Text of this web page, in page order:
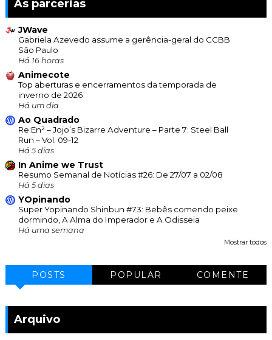
As parcerias
JWave
Gabriela Azevedo assume a gerência-geral do CCBB
São Paulo
Há 16 horas
Animecote
Top aberturas e encerramentos da temporada de
inverno de 2026
Há um dia
Ao Quadrado
Re:En² – Jojo’s Bizarre Adventure – Parte 7: Steel Ball
Run – Vol. 09-12
Há 5 dias
In Anime we Trust
Resumo Semanal de Notícias #26: De 27/07 a 02/08
Há 5 dias
YOpinando
Super Yopinando Shinbun #73: Bebês comendo peixe
dormindo, A Alma do Imperador e A Odisseia
Há uma semana
Mostrar todos
POSTS POPULAR COMENTE
Arquivo